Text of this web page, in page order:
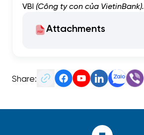
VBI (Công ty con của VietinBank).
Attachments
Share: